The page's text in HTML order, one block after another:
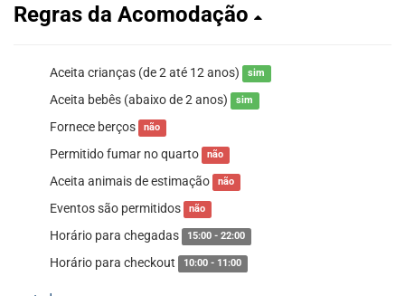
Regras da Acomodação
Aceita crianças (de 2 até 12 anos) sim
Aceita bebês (abaixo de 2 anos) sim
Fornece berços não
Permitido fumar no quarto não
Aceita animais de estimação não
Eventos são permitidos não
Horário para chegadas 15:00 - 22:00
Horário para checkout 10:00 - 11:00